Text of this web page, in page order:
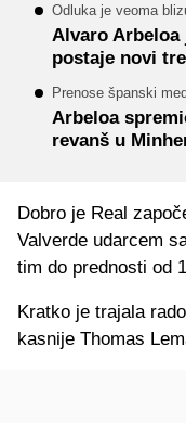
Odluka je veoma
Alvaro
postaje novi
Prenose španski
Arbeloa
revanš u
Dobro je Real
Valverde udarcem
tim do prednosti od
Kratko je trajala
kasnije Thomas